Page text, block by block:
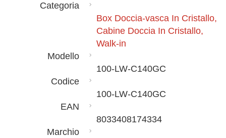
Categoria
Box Doccia-vasca In Cristallo,
Cabine Doccia In Cristallo,
Walk-in
Modello
100-LW-C140GC
Codice
100-LW-C140GC
EAN
8033408174334
Marchio